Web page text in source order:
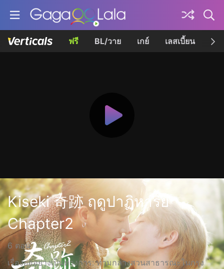
ฟรี BL/วาย เกย์ เลสเบี้ยน เค
Kiseki 奇跡 ฤดูปาฏิหาริย์
Chapter2
6 ตอน
เรื่องย่ออย่างเป็นทางการ: ท่ามกลางสวนสาธารณะในกรุง